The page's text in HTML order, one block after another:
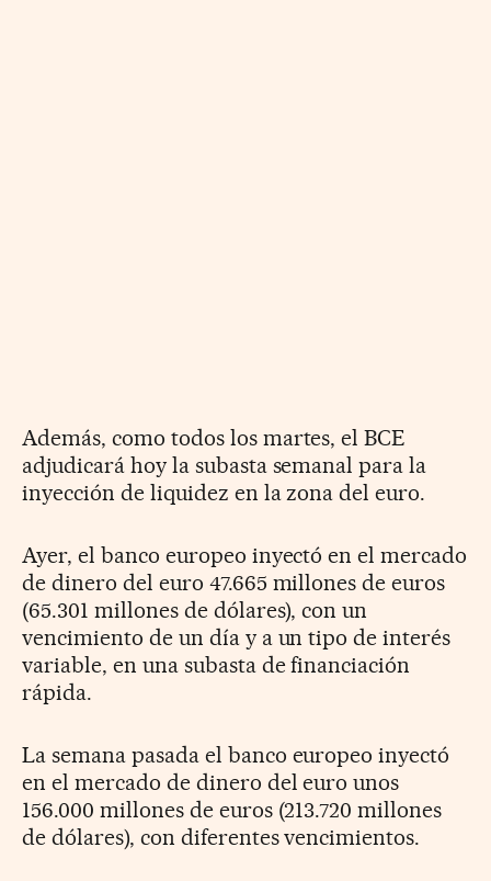
Además, como todos los martes, el BCE
adjudicará hoy la subasta semanal para la
inyección de liquidez en la zona del euro.
Ayer, el banco europeo inyectó en el mercado
de dinero del euro 47.665 millones de euros
(65.301 millones de dólares), con un
vencimiento de un día y a un tipo de interés
variable, en una subasta de financiación
rápida.
La semana pasada el banco europeo inyectó
en el mercado de dinero del euro unos
156.000 millones de euros (213.720 millones
de dólares), con diferentes vencimientos.